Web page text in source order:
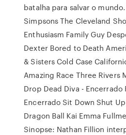
batalha para salvar o
Simpsons The Cleveland
Enthusiasm Family Guy
Dexter Bored to Death
& Sisters Cold Case
Amazing Race Three Rivers
Drop Dead Diva - Encerrado
Encerrado Sit Down Shut
Dragon Ball Kai Emma
Sinopse: Nathan Fillion